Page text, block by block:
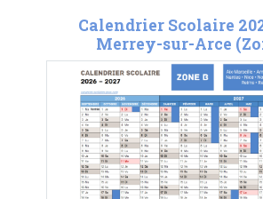
Calendrier Scolaire
Merrey-sur-Arce